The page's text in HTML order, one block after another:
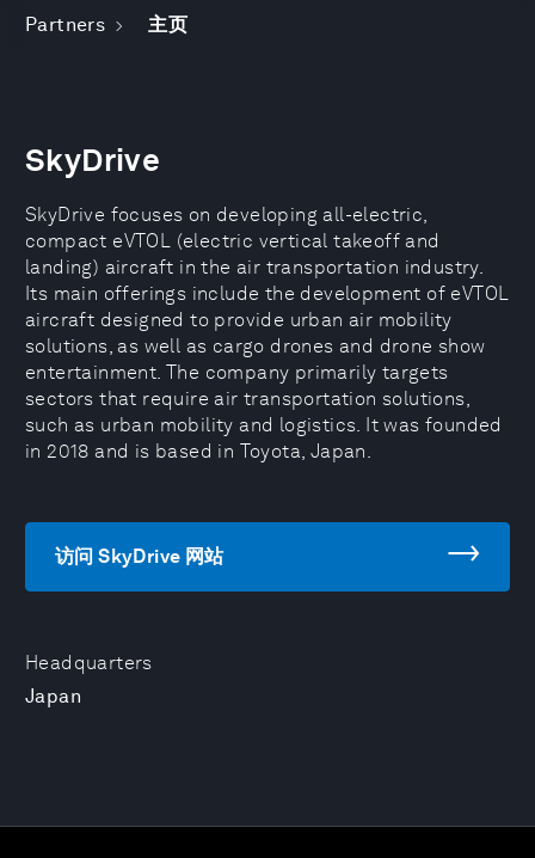
Partners 主页
Headquarters
Japan
SkyDrive
SkyDrive focuses on developing all-electric,
compact eVTOL (electric vertical takeoff and
landing) aircraft in the air transportation industry.
Its main offerings include the development of eVTOL
aircraft designed to provide urban air mobility
solutions, as well as cargo drones and drone show
entertainment. The company primarily targets
sectors that require air transportation solutions,
such as urban mobility and logistics. It was founded
in 2018 and is based in Toyota, Japan.
访问 SkyDrive 网站